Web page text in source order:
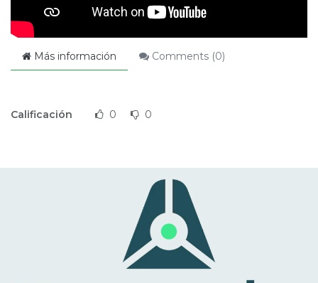
Más información Comments (0)
Calificación 0 0